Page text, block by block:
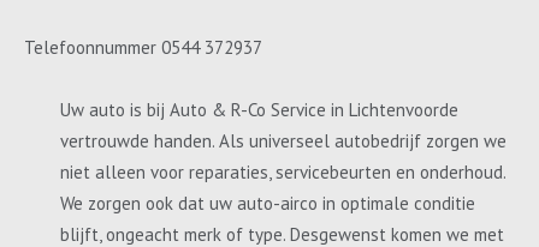
Telefoonnummer 0544 372937
Uw auto is bij Auto & R-Co Service in Lichtenvoorde
vertrouwde handen. Als universeel autobedrijf zorgen we
niet alleen voor reparaties, servicebeurten en onderhoud.
We zorgen ook dat uw auto-airco in optimale conditie
blijft, ongeacht merk of type. Desgewenst komen we met